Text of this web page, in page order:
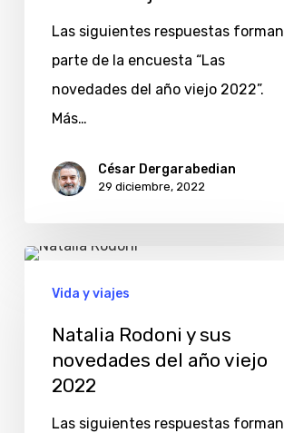
viejo
2022
Las siguientes respuestas forman
parte de la encuesta “Las
novedades del año viejo 2022”.
Más…
César Dergarabedian
29 diciembre, 2022
Natalia
Rodoni
novedades
Vida y viajes
Natalia Rodoni y sus
novedades del año viejo
2022
Las siguientes respuestas forman